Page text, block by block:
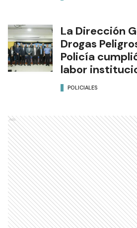
La Dirección
Drogas
Policía
labor
POLICIALES
Ads